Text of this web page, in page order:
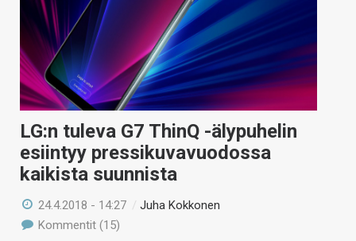
LG:n tuleva G7 ThinQ -älypuhelin
esiintyy pressikuvavuodossa
kaikista suunnista
24.4.2018 - 14:27 /Juha Kokkonen
Kommentit (15)